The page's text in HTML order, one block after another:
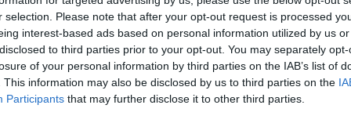
selection. Please note that after your opt-out request is processed
interest-based ads based on personal information utilized by us
to third parties prior to your opt-out. You may separately
of your personal information by third parties on the IAB’s list of
This information may also be disclosed by us to third parties on the
Participants that may further disclose it to other third parties.
Adesso che arriva il doppio
- 150 anni della nascita e centenario
- il Comune si dà da fare. Un comitato
l'opera omnia del Nostro, nelle scuole si
per diffondere le sue favole,
in romanesco. Insomma, il